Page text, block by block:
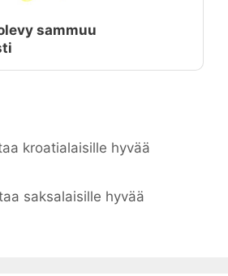
sammuu
kroatialaisille hyvää
saksalaisille hyvää